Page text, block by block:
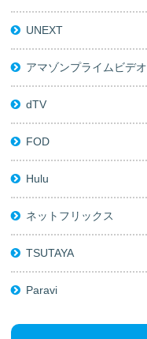
UNEXT
アマゾンプライムビデオ
dTV
FOD
Hulu
ネットフリックス
TSUTAYA
Paravi